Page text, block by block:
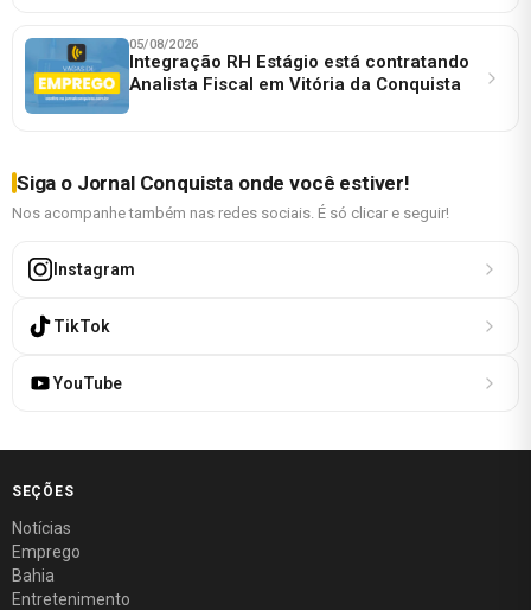
05/08/2026
Integração RH Estágio está contratando
Analista Fiscal em Vitória da Conquista
Siga o Jornal Conquista onde você estiver!
Nos acompanhe também nas redes sociais. É só clicar e seguir!
Instagram
TikTok
YouTube
SEÇÕES
Notícias
Emprego
Bahia
Entretenimento